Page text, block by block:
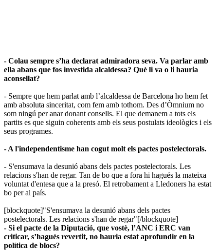
- Colau sempre s’ha declarat admiradora seva. Va parlar amb
ella abans que fos investida alcaldessa? Què li va o li hauria
aconsellat?
- Sempre que hem parlat amb l’alcaldessa de Barcelona ho hem fet
amb absoluta sinceritat, com fem amb tothom. Des d’Òmnium no
som ningú per anar donant consells. El que demanem a tots els
partits es que siguin coherents amb els seus postulats ideològics i els
seus programes.
- A l'independentisme han cogut molt els pactes postelectorals.
- S'ensumava la desunió abans dels pactes postelectorals. Les
relacions s'han de regar. Tan de bo que a fora hi hagués la mateixa
voluntat d'entesa que a la presó. El retrobament a Lledoners ha estat
bo per al país.
[blockquote]"S'ensumava la desunió abans dels pactes
postelectorals. Les relacions s'han de regar"[/blockquote]
- Si el pacte de la Diputació, que vostè, l’ANC i ERC van
criticar, s’hagués revertit, no hauria estat aprofundir en la
política de blocs?